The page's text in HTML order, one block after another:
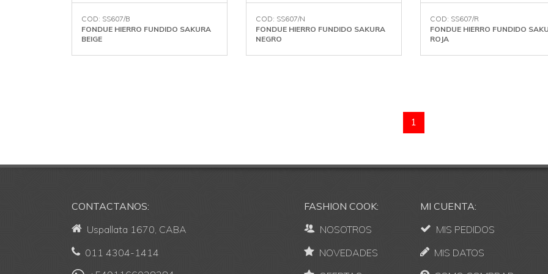
COD: SS607/B
FONDUE HIERRO FUNDIDO SAKURA
BEIGE
COD: SS607/N
FONDUE HIERRO FUNDIDO SAKURA
NEGRO
COD: SS607/R
FONDUE HIERRO FUNDIDO
ROJA
1
CONTACTANOS:
Uspallata 1670, CABA
011 4304-1414
FASHION COOK:
NOSOTROS
NOVEDADES
MI CUENTA:
MIS PEDIDOS
MIS DATOS